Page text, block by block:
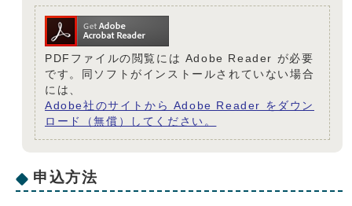
PDFファイルの閲覧には Adobe Reader が必要
です。同ソフトがインストールされていない場合
には、
Adobe社のサイトから Adobe Reader をダウン
ロード（無償）してください。
申込方法